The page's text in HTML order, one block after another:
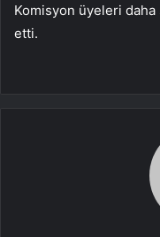
Komisyon üyeleri
etti.